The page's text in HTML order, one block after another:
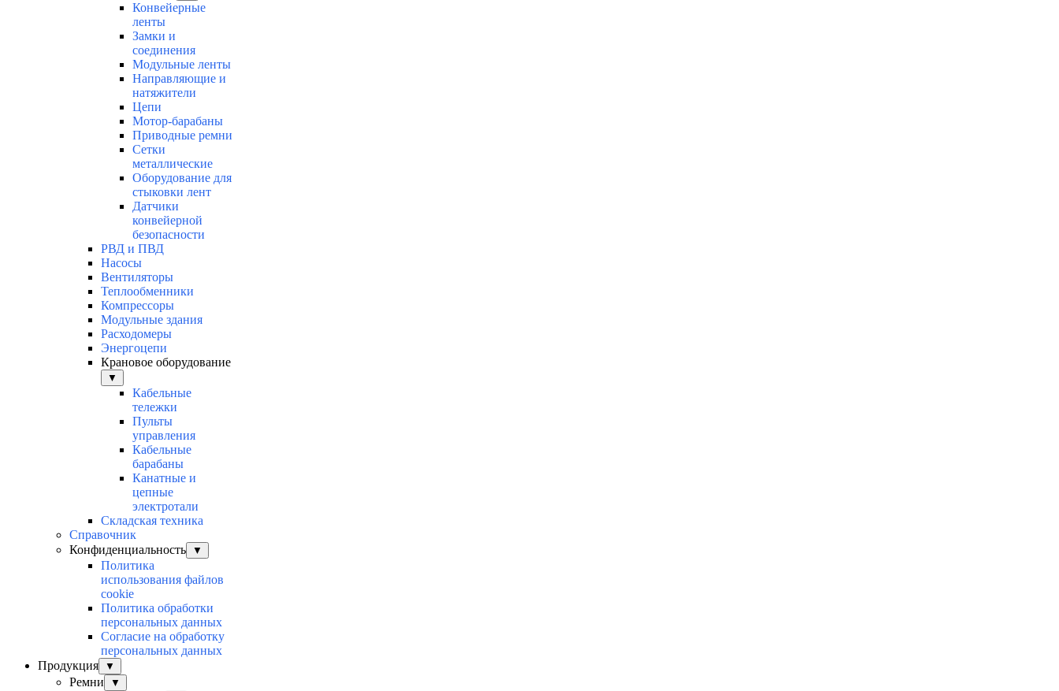
Конвейерные
ленты
Замки и
соединения
Модульные ленты
Направляющие и
натяжители
Цепи
Мотор-барабаны
Приводные ремни
Сетки
металлические
Оборудование для
стыковки лент
Датчики
конвейерной
безопасности
РВД и ПВД
Насосы
Вентиляторы
Теплообменники
Компрессоры
Модульные здания
Расходомеры
Энергоцепи
Крановое оборудование
▼
Кабельные
тележки
Пульты
управления
Кабельные
барабаны
Канатные и
цепные
электротали
Складская техника
Справочник
Конфиденциальность
▼
Политика
использования файлов
cookie
Политика обработки
персональных данных
Согласие на обработку
персональных данных
Продукция
▼
Ремни ▼